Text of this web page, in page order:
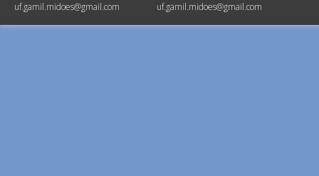
uf.gamil.midoes@gmail.com
uf.gamil.midoes@gmail.com